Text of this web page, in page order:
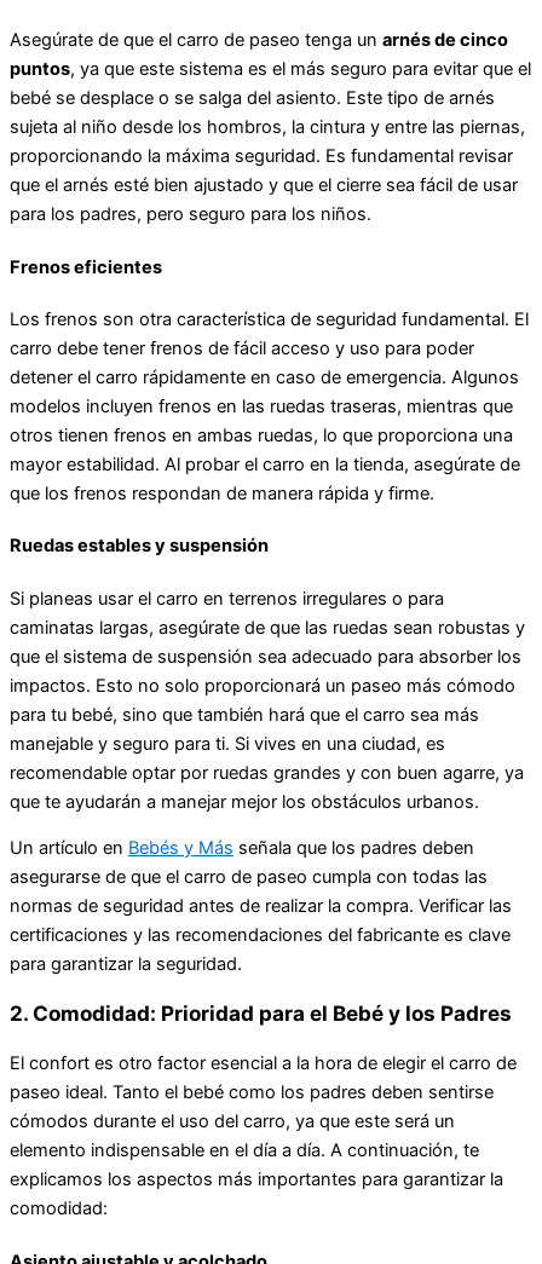
Asegúrate de que el carro de paseo tenga un arnés de cinco
puntos, ya que este sistema es el más seguro para evitar que el
bebé se desplace o se salga del asiento. Este tipo de arnés
sujeta al niño desde los hombros, la cintura y entre las piernas,
proporcionando la máxima seguridad. Es fundamental revisar
que el arnés esté bien ajustado y que el cierre sea fácil de usar
para los padres, pero seguro para los niños.
Frenos eficientes
Los frenos son otra característica de seguridad fundamental. El
carro debe tener frenos de fácil acceso y uso para poder
detener el carro rápidamente en caso de emergencia. Algunos
modelos incluyen frenos en las ruedas traseras, mientras que
otros tienen frenos en ambas ruedas, lo que proporciona una
mayor estabilidad. Al probar el carro en la tienda, asegúrate de
que los frenos respondan de manera rápida y firme.
Ruedas estables y suspensión
Si planeas usar el carro en terrenos irregulares o para
caminatas largas, asegúrate de que las ruedas sean robustas y
que el sistema de suspensión sea adecuado para absorber los
impactos. Esto no solo proporcionará un paseo más cómodo
para tu bebé, sino que también hará que el carro sea más
manejable y seguro para ti. Si vives en una ciudad, es
recomendable optar por ruedas grandes y con buen agarre, ya
que te ayudarán a manejar mejor los obstáculos urbanos.
Un artículo en Bebés y Más señala que los padres deben
asegurarse de que el carro de paseo cumpla con todas las
normas de seguridad antes de realizar la compra. Verificar las
certificaciones y las recomendaciones del fabricante es clave
para garantizar la seguridad.
2. Comodidad: Prioridad para el Bebé y los Padres
El confort es otro factor esencial a la hora de elegir el carro de
paseo ideal. Tanto el bebé como los padres deben sentirse
cómodos durante el uso del carro, ya que este será un
elemento indispensable en el día a día. A continuación, te
explicamos los aspectos más importantes para garantizar la
comodidad: